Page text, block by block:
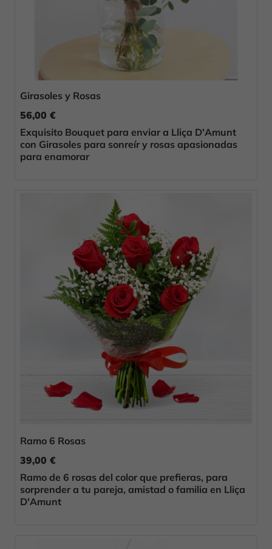
Girasoles y Rosas
56,00 €
Exquisito Bouquet para enviar a Lliça D'Amunt
con Girasoles para sonreír y rosas apasionadas
para enamorar
Ramo 6 Rosas
39,00 €
Ramo de 6 rosas del color que prefieras, para
sorprender a tu pareja, amistad o familia en Lliça
D'Amunt